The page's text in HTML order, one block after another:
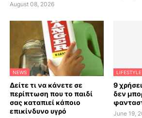
August 08, 2026
NEWS
Δείτε τι να κάνετε σε
περίπτωση που το παιδί
σας καταπιεί κάποιο
επικίνδυνο υγρό
LIFESTYLE
9
δεν
June 19,